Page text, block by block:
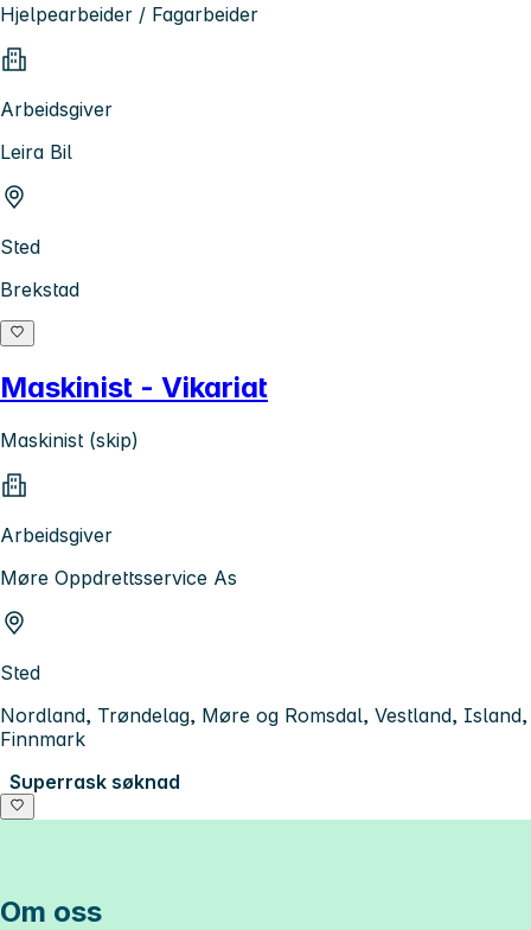
Hjelpearbeider / Fagarbeider
Arbeidsgiver
Leira Bil
Sted
Brekstad
Maskinist - Vikariat
Maskinist (skip)
Arbeidsgiver
Møre Oppdrettsservice As
Sted
Nordland, Trøndelag, Møre og Romsdal, Vestland, Island,
Finnmark
Superrask søknad
Om oss